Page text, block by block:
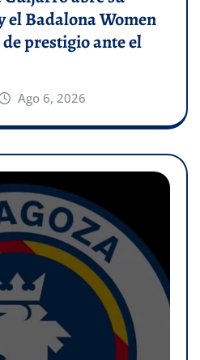
el Badalona Women
prestigio ante el
Ago 6, 2026